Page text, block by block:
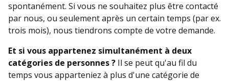
spontanément. Si vous ne souhaitez plus être contacté
par nous, ou seulement après un certain temps (par ex.
trois mois), nous tiendrons compte de votre demande.
Et si vous appartenez simultanément à deux
catégories de personnes ? Il se peut qu'au fil du
temps vous apparteniez à plus d'une catégorie de